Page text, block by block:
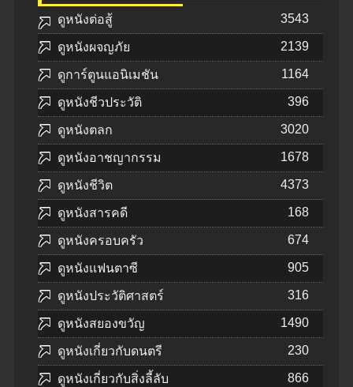
ดูหนังต่อสู้ 3543
ดูหนังผจญภัย 2139
ดูการ์ตูนแอนิเมชัน 1164
ดูหนังชีวประวัติ 396
ดูหนังตลก 3020
ดูหนังอาชญากรรม 1678
ดูหนังชีวิต 4373
ดูหนังสารคดี 168
ดูหนังครอบครัว 674
ดูหนังแฟนตาซี 905
ดูหนังประวัติศาสตร์ 316
ดูหนังสยองขวัญ 1490
ดูหนังเกี่ยวกับดนตรี 230
ดูหนังเกี่ยวกับสิ่งลี้ลับ 866